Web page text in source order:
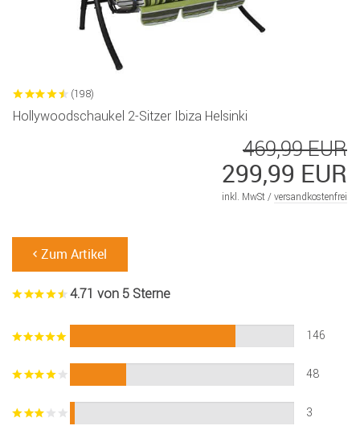
(198)
Hollywoodschaukel 2-Sitzer Ibiza Helsinki
469,99 EUR
299,99 EUR
inkl. MwSt / versandkostenfrei
Zum Artikel
4.71 von 5 Sterne
146
48
3